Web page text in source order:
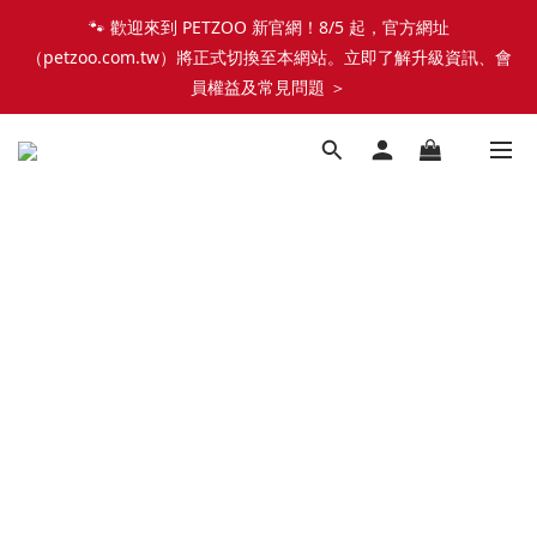
🐾 歡迎來到 PETZOO 新官網！8/5 起，官方網址
（petzoo.com.tw）將正式切換至本網站。立即了解升級資訊、會
員權益及常見問題 ＞
🐾 歡迎來到 PETZOO 新官網！8/5 起，官方網址
（petzoo.com.tw）將正式切換至本網站。立即了解升級資訊、會
員權益及常見問題 ＞
✨【新朋友見面禮】現在註冊即領 $100 購物金！全館滿 $1,500